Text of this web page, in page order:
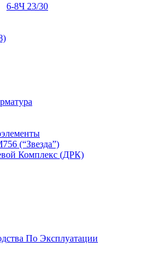
6-8Ч 23/30
(“Звезда”)
Комплекс (ДРК)
По Эксплуатации